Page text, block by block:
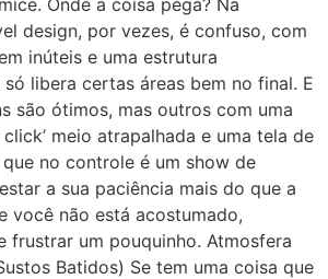
design, por vezes, é confuso, com
inúteis e uma estrutura
só libera certas áreas bem no final. E
são ótimos, mas outros com uma
meio atrapalhada e uma tela de
no controle é um show de
a sua paciência mais do que a
você não está acostumado,
frustrar um pouquinho. Atmosfera
Batidos) Se tem uma coisa que